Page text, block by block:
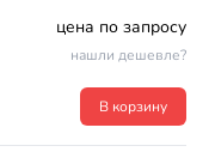
цена по запросу
нашли дешевле?
В корзину